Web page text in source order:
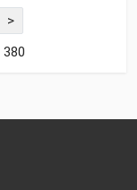
>
380